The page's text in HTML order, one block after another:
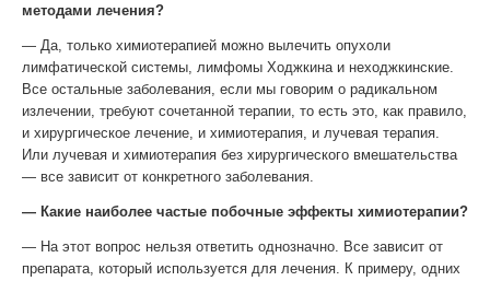
методами лечения?
— Да, только химиотерапией можно вылечить опухоли
лимфатической системы, лимфомы Ходжкина и неходжкинские.
Все остальные заболевания, если мы говорим о радикальном
излечении, требуют сочетанной терапии, то есть это, как правило,
и хирургическое лечение, и химиотерапия, и лучевая терапия.
Или лучевая и химиотерапия без хирургического вмешательства
— все зависит от конкретного заболевания.
— Какие наиболее частые побочные эффекты химиотерапии?
— На этот вопрос нельзя ответить однозначно. Все зависит от
препарата, который используется для лечения. К примеру, одних